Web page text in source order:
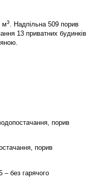
м3. Надпільна 509 порив
13 приватних будинків
порив
порив
– без гарячого